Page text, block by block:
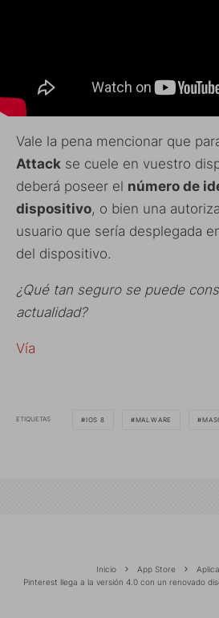
Vale la pena mencionar que
Attack se cuele en vuestro
deberá poseer el número de
dispositivo, o bien una
usuario que sería desplegada
del dispositivo.
¿Qué tan seguro se puede
actualidad?
Vía
ETIQUETAS IOS 8 MALWARE
Inicio App Store
Pinterest llega a la versión 4.0 con un renovado